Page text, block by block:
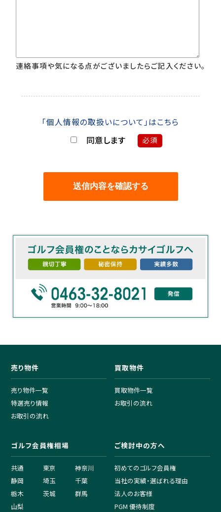
連絡事項や気になる点がございましたらご記入ください。
「個人情報の取扱いについて」はこちら
同意します 必須
売り物件
売り物件一覧
特選売り情報
お取引の流れ
買取物件
買取物件一覧
お取引の流れ
ゴルフ会員権相場
共通 東京
神奈川
静岡
埼玉
千葉
栃木
茨城
群馬
山梨
ご検討中の方へ
初めてのゴルフ会員権
当社の実績・選ばれる理由
法人のお客様
PGM 優待制度